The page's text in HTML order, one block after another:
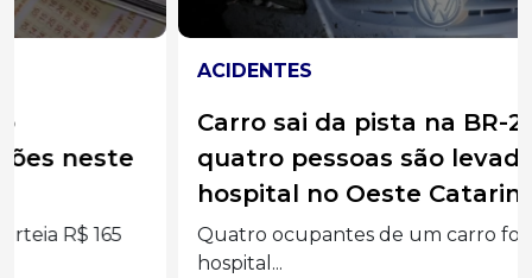
Carro sai da pista na BR-282 e
quatro pessoas são levadas ao
hospital no Oeste Catarinense
Quatro ocupantes de um carro foram levados ao